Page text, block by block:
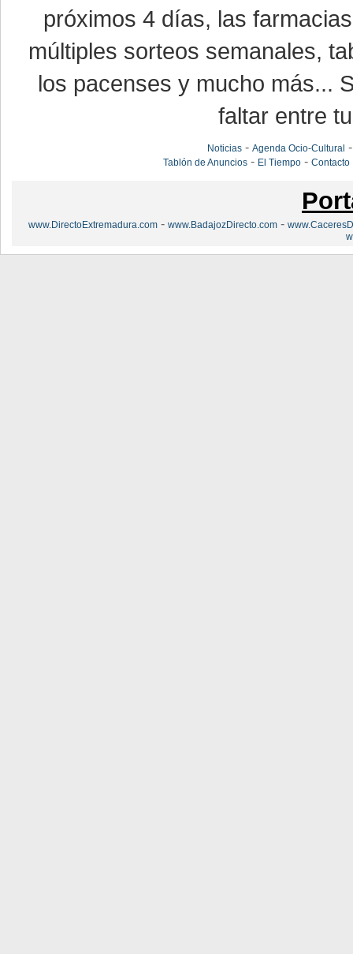
próximos 4 días, las
múltiples sorteos semanales,
los pacenses y mucho más...
faltar entre
Noticias -Agenda Ocio-Cultural
Tablón de Anuncios - El Tiempo -Contacto
www.DirectoExtremadura.com - www.BadajozDirecto.com -